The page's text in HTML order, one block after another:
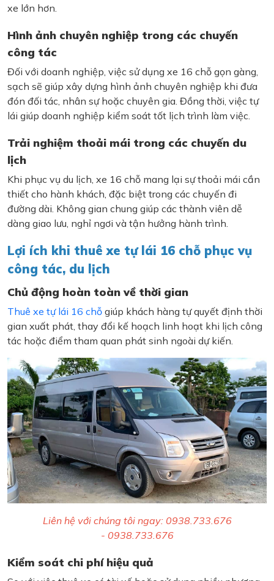
xe lớn hơn.
Hình ảnh chuyên nghiệp trong các chuyến
công tác
Đối với doanh nghiệp, việc sử dụng xe 16 chỗ gọn gàng,
sạch sẽ giúp xây dựng hình ảnh chuyên nghiệp khi đưa
đón đối tác, nhân sự hoặc chuyên gia. Đồng thời, việc tự
lái giúp doanh nghiệp kiểm soát tốt lịch trình làm việc.
Trải nghiệm thoải mái trong các chuyến du
lịch
Khi phục vụ du lịch, xe 16 chỗ mang lại sự thoải mái cần
thiết cho hành khách, đặc biệt trong các chuyến đi
đường dài. Không gian chung giúp các thành viên dễ
dàng giao lưu, nghỉ ngơi và tận hưởng hành trình.
Lợi ích khi thuê xe tự lái 16 chỗ phục vụ
công tác, du lịch
Chủ động hoàn toàn về thời gian
Thuê xe tự lái 16 chỗ giúp khách hàng tự quyết định thời
gian xuất phát, thay đổi kế hoạch linh hoạt khi lịch công
tác hoặc điểm tham quan phát sinh ngoài dự kiến.
Liên hệ với chúng tôi ngay: 0938.733.676
- 0938.733.676
Kiểm soát chi phí hiệu quả